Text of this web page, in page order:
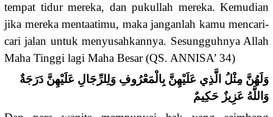
tempat tidur mereka, dan pukullah mereka. Kemudian
jika mereka mentaatimu, maka janganlah kamu mencari-
cari jalan untuk menyusahkannya. Sesungguhnya Allah
Maha Tinggi lagi Maha Besar (QS. ANNISA’ 34)
وَلَهُنَّ مِثْلُ الَّذِي عَلَيْهِنَّ بِالْمَعْرُوفِ وَلِلرِّجَالِ عَلَيْهِنَّ دَرَجَةٌ
وَاللَّهُ عَزِيزٌ حَكِيمٌ